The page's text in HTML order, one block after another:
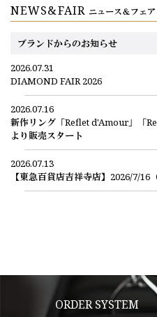
来店当日の場合は、来店したい
雑状況やよりスムーズにご案内
ダイヤモンドジュエリーは
ますと、よりスムーズにご案内が
エクセルコ ダイヤモンド
お電話にて、名古屋本店のご来店
ご予約専用ダイヤル（8:00～22:00
0078-6000-5111
NEWS&FAIRニュース＆フェア
ブランドからのお知らせ
2026.07.31
DIAMOND FAIR 2026
2026.07.16
新作リング「Reflet d'Amour」「
より販売スタート
2026.07.13
【東急百貨店吉祥寺店】2026/7/16
ORDER SYSTEM